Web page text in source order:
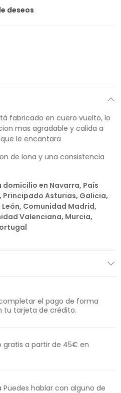
deseos
fabricado en cuero vuelto, lo
mas agradable y calida a
le encantara
de lona y una consistencia
en Navarra, País
Principado Asturias, Galicia,
Comunidad Madrid,
Valenciana, Murcia,
el pago de forma
tu tarjeta de crédito.
gratis a partir de 45€ en
Puedes hablar con alguno de